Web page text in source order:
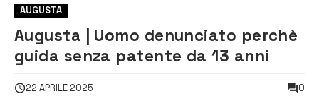
AUGUSTA
Augusta | Uomo denunciato perchè
guida senza patente da 13 anni
22 APRILE 2025 0